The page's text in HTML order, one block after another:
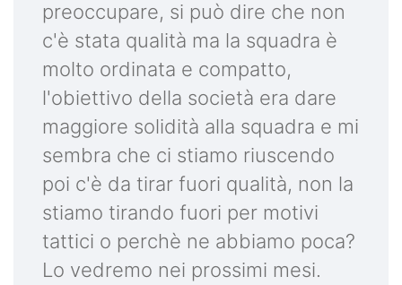
preoccupare, si può dire che non
c'è stata qualità ma la squadra è
molto ordinata e compatto,
l'obiettivo della società era dare
maggiore solidità alla squadra e mi
sembra che ci stiamo riuscendo
poi c'è da tirar fuori qualità, non la
stiamo tirando fuori per motivi
tattici o perchè ne abbiamo poca?
Lo vedremo nei prossimi mesi.